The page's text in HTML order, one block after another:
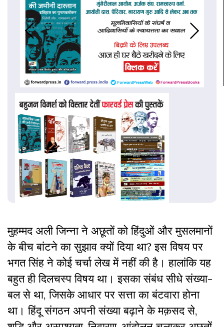
मुहम्मद अली जिन्ना ने अछूतों को हिंदुओं और मुसलमानों
के बीच बांटने का सुझाव क्यों दिया था? इस विषय पर
भगत सिंह ने कोई चर्चा लेख में नहीं की है। हालांकि यह
बहुत ही दिलचस्प विषय था। इसका संबंध सीधे संख्या-
बल से था, जिसके आधार पर सत्ता का बंटवारा होना
था। हिंदू संगठन अपनी संख्या बढ़ाने के मक़सद से,